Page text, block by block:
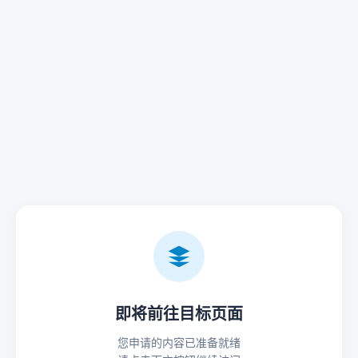
即将前往目标页面
您申请的内容已准备就绪